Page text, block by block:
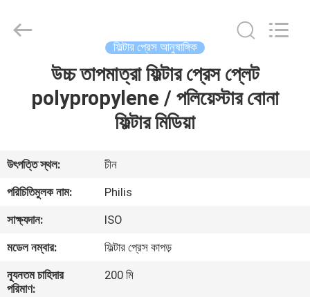
আমাদের
সম্পর্কে
কারখানা
ভ্রমণ
Technology
ফিল্টার প্রেস আনুষাঙ্গিক
উচ্চ তাপমাত্রা ফিল্টার প্রেস প্লেট
polypropylene / পলিয়েস্টার বোনা
ফিল্টার মিডিয়া
উৎপত্তি স্থল:
চীন
পরিচিতিমুলক নাম:
Philis
সাক্ষ্যদান:
ISO
মডেল নম্বার:
ফিল্টার প্রেস কাপড়
ন্যূনতম চাহিদার
পরিমাণ:
200 মি